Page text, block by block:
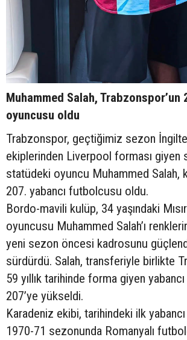
Muhammed Salah, Trabzonspor’un
oyuncusu oldu
Trabzonspor, geçtiğimiz sezon
ekiplerinden Liverpool forması giyen
statüdeki oyuncu Muhammed Salah,
207. yabancı futbolcusu oldu.
Bordo-mavili kulüp, 34 yaşındaki
oyuncusu Muhammed Salah’ı
yeni sezon öncesi kadrosunu
sürdürdü. Salah, transferiyle birlikte
59 yıllık tarihinde forma giyen
207’ye yükseldi.
Karadeniz ekibi, tarihindeki ilk
1970-71 sezonunda Romanyalı